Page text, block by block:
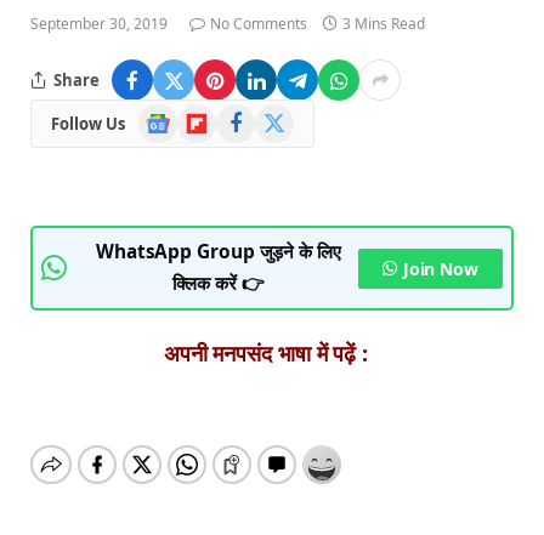
September 30, 2019 No Comments 3 Mins Read
Share
Follow Us
Google
News
FlipboardFacebook
WhatsApp Group जुड़ने के लिए
क्लिक करें 👉
Join Now
अपनी मनपसंद भाषा में पढ़ें :